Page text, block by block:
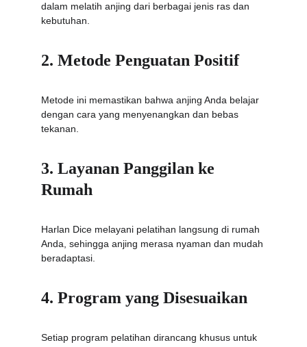
dalam melatih anjing dari berbagai jenis ras dan
kebutuhan.
2. Metode Penguatan Positif
Metode ini memastikan bahwa anjing Anda belajar
dengan cara yang menyenangkan dan bebas
tekanan.
3. Layanan Panggilan ke
Rumah
Harlan Dice melayani pelatihan langsung di rumah
Anda, sehingga anjing merasa nyaman dan mudah
beradaptasi.
4. Program yang Disesuaikan
Setiap program pelatihan dirancang khusus untuk